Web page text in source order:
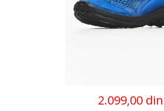
2.099,00